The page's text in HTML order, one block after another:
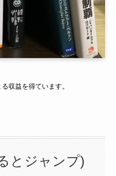
収益を得ています。
とジャンプ)